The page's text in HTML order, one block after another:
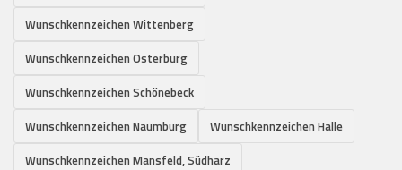
Wunschkennzeichen Wittenberg
Wunschkennzeichen Osterburg
Wunschkennzeichen Schönebeck
Wunschkennzeichen Naumburg
Wunschkennzeichen Halle
Wunschkennzeichen Mansfeld, Südharz